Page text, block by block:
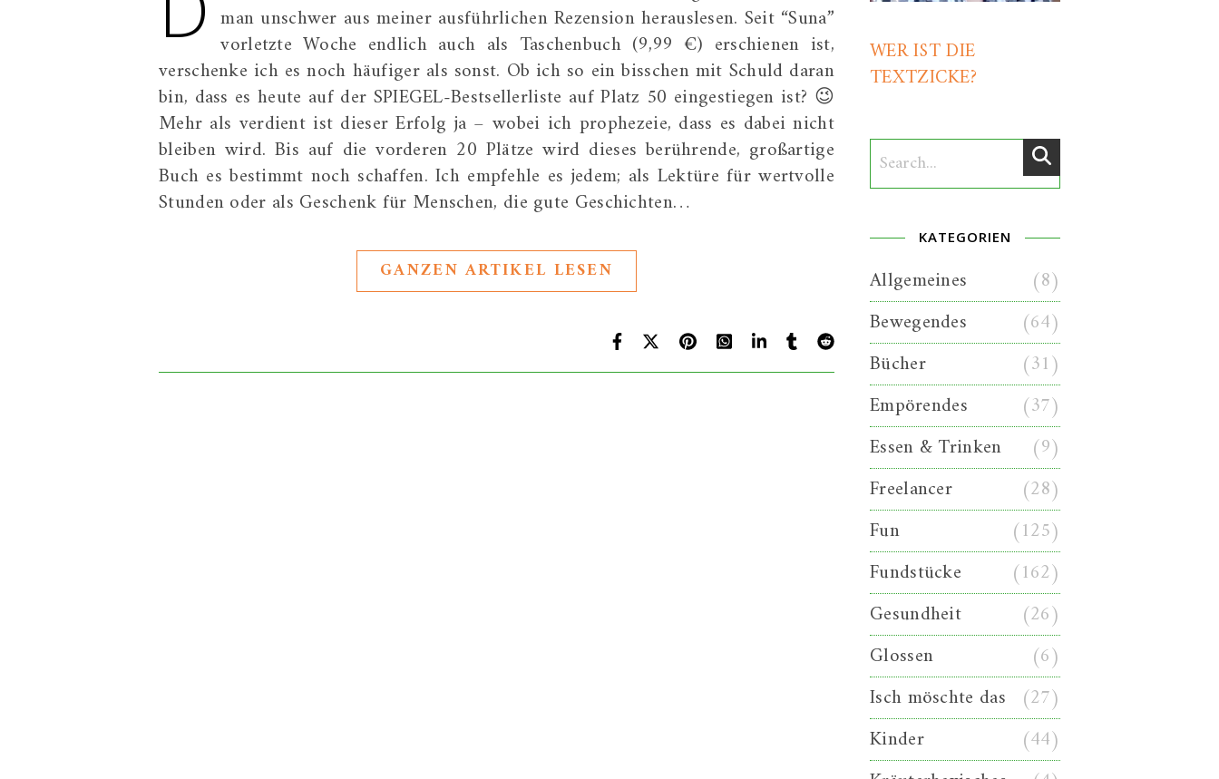
man unschwer aus meiner ausführlichen Rezension herauslesen. Seit “Suna”
vorletzte Woche endlich auch als Taschenbuch (9,99 €) erschienen ist,
verschenke ich es noch häufiger als sonst. Ob ich so ein bisschen mit Schuld daran
bin, dass es heute auf der SPIEGEL-Bestsellerliste auf Platz 50 eingestiegen ist? 😉
Mehr als verdient ist dieser Erfolg ja – wobei ich prophezeie, dass es dabei nicht
bleiben wird. Bis auf die vorderen 20 Plätze wird dieses berührende, großartige
Buch es bestimmt noch schaffen. Ich empfehle es jedem; als Lektüre für wertvolle
Stunden oder als Geschenk für Menschen, die gute Geschichten…
GANZEN ARTIKEL LESEN
WER IST DIE
TEXTZICKE?
KATEGORIEN
Allgemeines
(8)
Bewegendes
(64)
Bücher
(31)
Empörendes
(37)
Essen & Trinken
(9)
Freelancer
(28)
Fun
(125)
Fundstücke
(162)
Gesundheit
(26)
Glossen
(6)
Isch möschte das (27)
Kinder
(44)